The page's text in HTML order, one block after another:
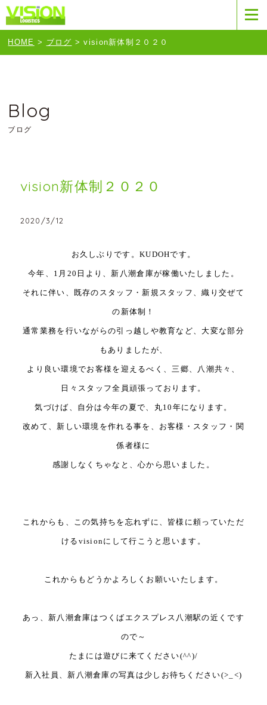
HOME > ブログ >vision新体制２０２０
Blog
ブログ
vision新体制２０２０
2020/3/12
お久しぶりです。KUDOHです。
今年、1 月 20 日より、新八潮倉庫が稼働いたしました。
それに伴い、既存のスタッフ・新規スタッフ、織り交ぜて
の新体制！
通常業務を行いながらの引っ越しや教育など、大変な部分
もありましたが、
より良い環境でお客様を迎えるべく、三郷、八潮共々、
日々スタッフ全員頑張っております。
気づけば、自分は今年の夏で、丸10 年になります。
改めて、新しい環境を作れる事を、 お客様・スタッフ・関
係者様に
感謝しなくちゃなと、心から思いました。
これからも、この気持ちを忘れずに、皆様に頼っていただ
ける visionにして行こうと思います。
これからもどうかよろしくお願いいたします。
あっ、新八潮倉庫はつくばエクスプレス八潮駅の近くです
ので～
たまには遊びに来てください(^^)/
新入社員、新八潮倉庫の写真は少しお待ちください(>_<)